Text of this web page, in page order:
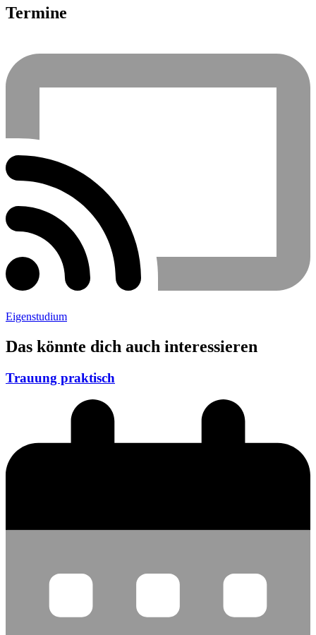
Termine
Eigenstudium
Das könnte dich auch interessieren
Trauung praktisch